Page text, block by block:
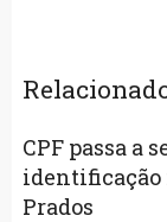
CPF passa a
identificação
Prados